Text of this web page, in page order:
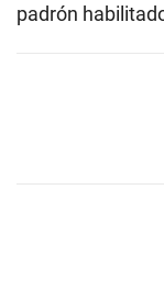
padrón